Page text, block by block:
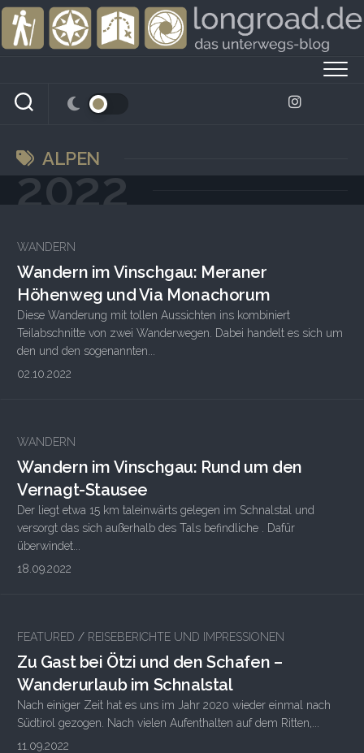
Skip
content
ALPEN
2022
WANDERN
Wandern im Vinschgau: Meraner
Höhenweg und Via Monachorum
Diese Wanderung mit tollen Aussichten ins kombiniert
Teilabschnitte von zwei Wanderwegen. Dabei handelt es sich um
den und den sogenannten...
02.10.2022
WANDERN
Wandern im Vinschgau: Rund um den
Vernagt-Stausee
Der liegt etwa 15 km taleinwärts gelegen im Schnalstal und
versorgt das sich außerhalb des Tals befindliche . Dafür
überwindet...
18.09.2022
FEATURED / REISEBERICHTE UND IMPRESSIONEN
Zu Gast bei Ötzi und den Schafen –
Wanderurlaub im Schnalstal
Nach einiger Zeit hat es uns im Jahr 2020 wieder einmal nach
Südtirol gezogen. Nach vielen Aufenthalten auf dem Ritten,...
11.09.2022